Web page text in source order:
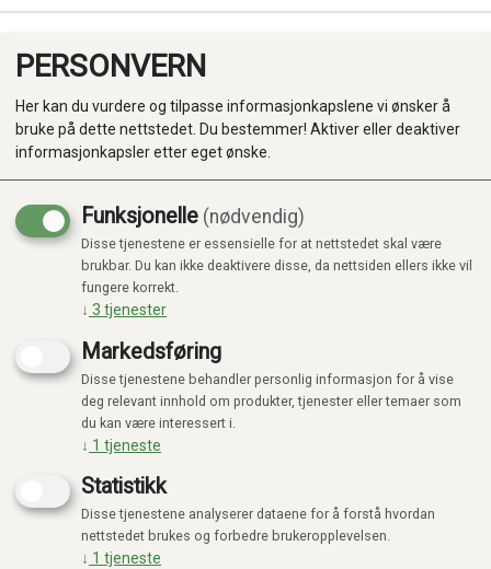
Produkter
Kategorier
REALISTISKE DYR
Viser 74 produkter
PERSONVERN
Her kan du vurdere og tilpasse informasjonkapslene vi ønsker å
bruke på dette nettstedet. Du bestemmer! Aktiver eller deaktiver
informasjonkapsler etter eget ønske.
Funksjonelle (nødvendig)
Disse tjenestene er essensielle for at nettstedet skal være
brukbar. Du kan ikke deaktivere disse, da nettsiden ellers ikke vil
fungere korrekt.
↓ 3 tjenester
Markedsføring
Disse tjenestene behandler personlig informasjon for å vise
deg relevant innhold om produkter, tjenester eller temaer som
du kan være interessert i.
↓ 1 tjeneste
Statistikk
Disse tjenestene analyserer dataene for å forstå hvordan
nettstedet brukes og forbedre brukeropplevelsen.
↓ 1 tjeneste